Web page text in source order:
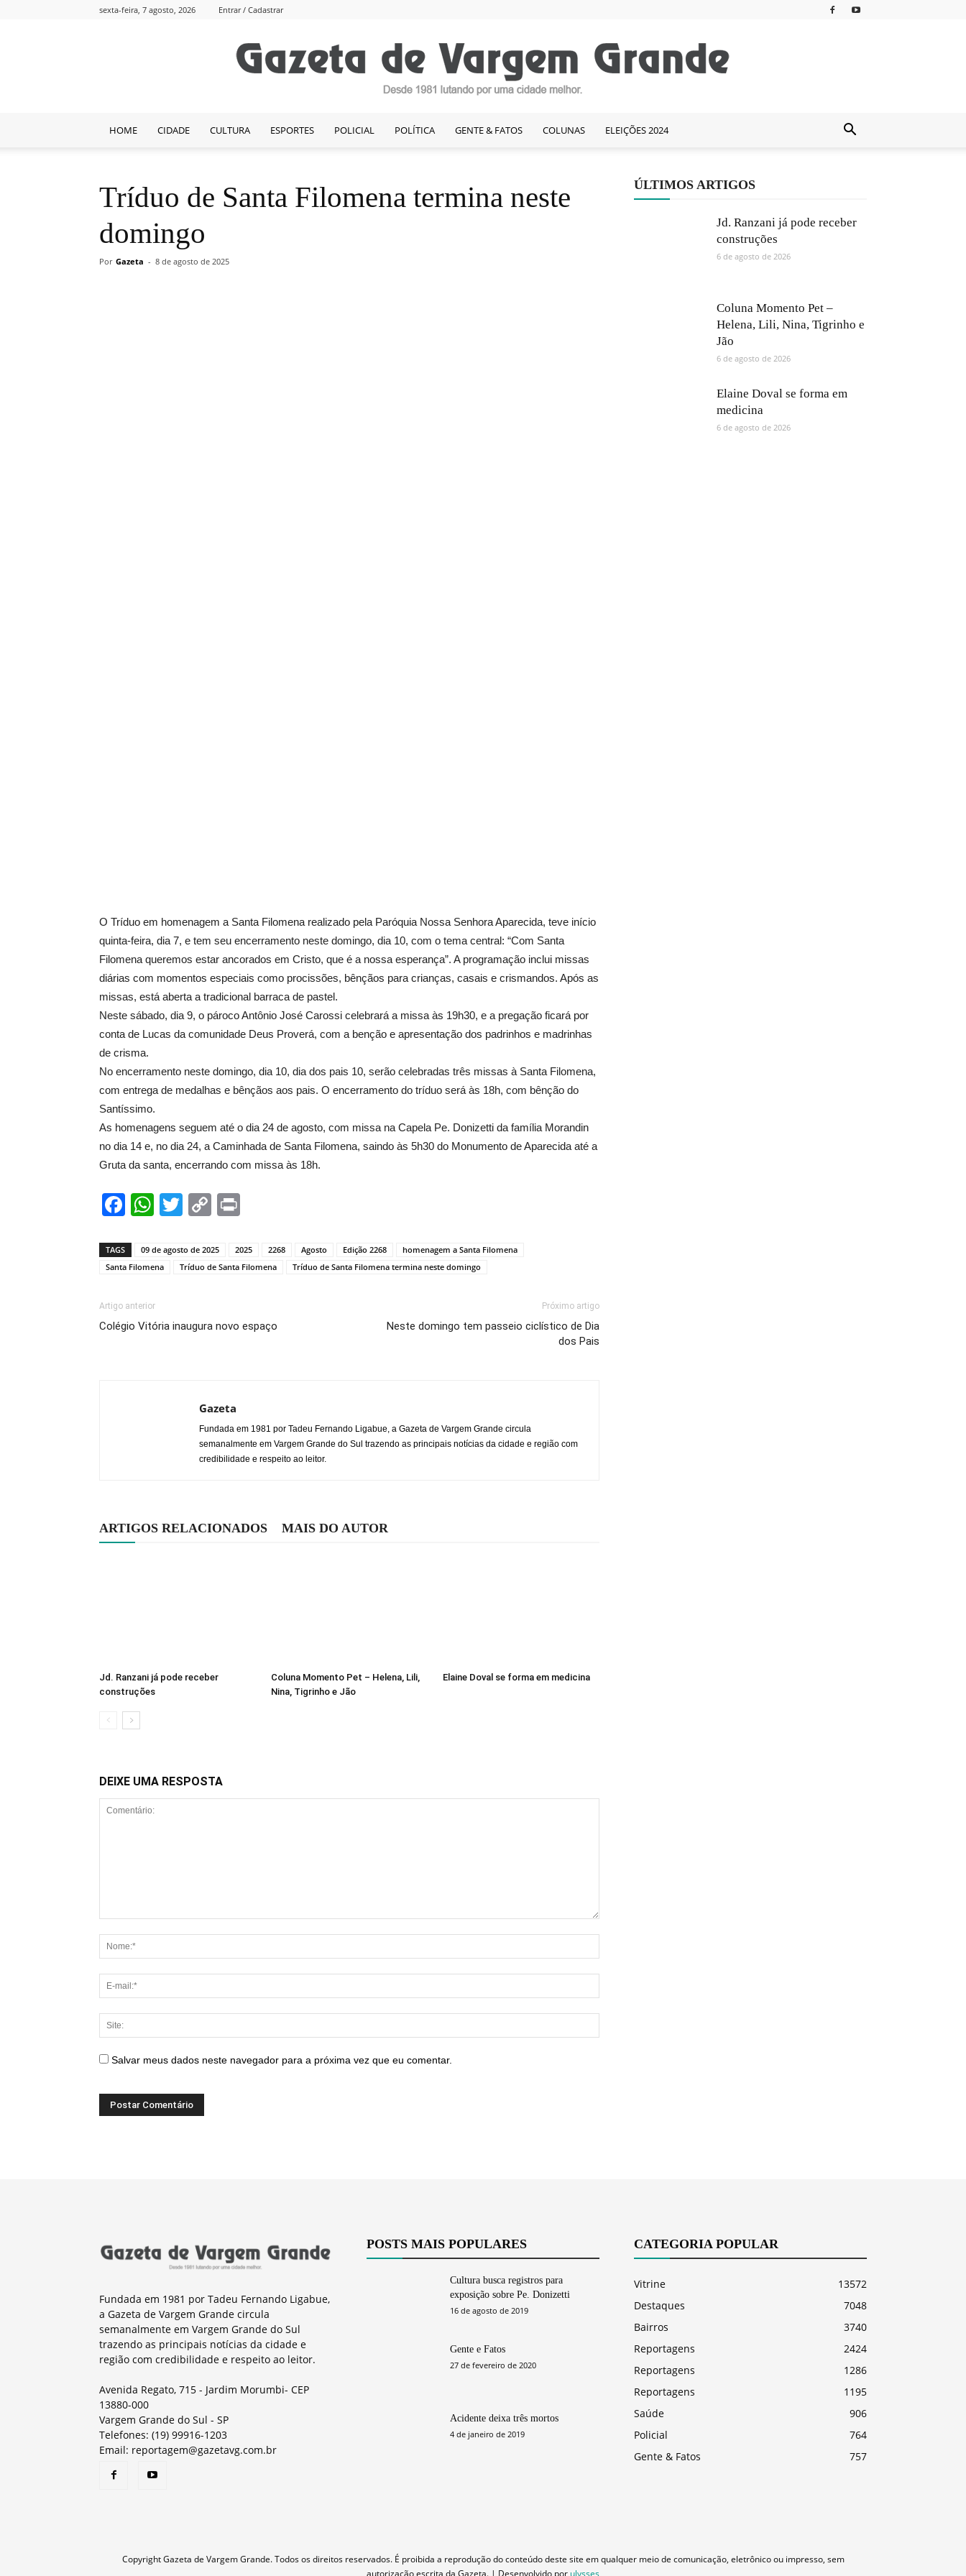
sexta-feira, 7 agosto, 2026 Entrar / Cadastrar
HOME CIDADE CULTURA ESPORTES POLICIAL POLÍTICA GENTE & FATOS COLUNAS ELEIÇÕES 2024
Tríduo de Santa Filomena termina neste
domingo
Por Gazeta - 8 de agosto de 2025
O Tríduo em homenagem a Santa Filomena realizado pela Paróquia Nossa Senhora Aparecida, teve início
quinta-feira, dia 7, e tem seu encerramento neste domingo, dia 10, com o tema central: “Com Santa
Filomena queremos estar ancorados em Cristo, que é a nossa esperança”. A programação inclui missas
diárias com momentos especiais como procissões, bênçãos para crianças, casais e crismandos. Após as
missas, está aberta a tradicional barraca de pastel.
Neste sábado, dia 9, o pároco Antônio José Carossi celebrará a missa às 19h30, e a pregação ficará por
conta de Lucas da comunidade Deus Proverá, com a benção e apresentação dos padrinhos e madrinhas
de crisma.
No encerramento neste domingo, dia 10, dia dos pais 10, serão celebradas três missas à Santa Filomena,
com entrega de medalhas e bênçãos aos pais. O encerramento do tríduo será às 18h, com bênção do
Santíssimo.
As homenagens seguem até o dia 24 de agosto, com missa na Capela Pe. Donizetti da família Morandin
no dia 14 e, no dia 24, a Caminhada de Santa Filomena, saindo às 5h30 do Monumento de Aparecida até a
Gruta da santa, encerrando com missa às 18h.
Facebook
WhatsApp
TwitterCopy
TAGS 09 de agosto de 2025 2025 2268 Agosto Edição 2268
homenagem a Santa Filomena
Santa Filomena
Tríduo de Santa Filomena Tríduo de Santa Filomena termina neste domingo
Artigo anterior
Colégio Vitória inaugura novo espaço
Próximo artigo
Neste domingo tem passeio ciclístico de Dia
dos Pais
Gazeta
Fundada em 1981 por Tadeu Fernando Ligabue, a Gazeta de Vargem Grande circula
semanalmente em Vargem Grande do Sul trazendo as principais notícias da cidade e região com
credibilidade e respeito ao leitor.
ARTIGOS RELACIONADOS MAIS DO AUTOR
Jd. Ranzani já pode receber
construções
Coluna Momento Pet – Helena, Lili,
Nina, Tigrinho e Jão
Elaine Doval se forma em medicina
DEIXE UMA RESPOSTA
Salvar meus dados neste navegador para a próxima vez que eu comentar.
ÚLTIMOS ARTIGOS
Jd. Ranzani já pode receber
construções
6 de agosto de 2026
Coluna Momento Pet –
Helena, Lili, Nina, Tigrinho e
Jão
6 de agosto de 2026
Elaine Doval se forma em
medicina
6 de agosto de 2026
Fundada em 1981 por Tadeu Fernando Ligabue,
a Gazeta de Vargem Grande circula
semanalmente em Vargem Grande do Sul
trazendo as principais notícias da cidade e
região com credibilidade e respeito ao leitor.
Avenida Regato, 715 - Jardim Morumbi- CEP
13880-000
Vargem Grande do Sul - SP
Telefones: (19) 99916-1203
Email: reportagem@gazetavg.com.br
POSTS MAIS POPULARES
Cultura busca registros para
exposição sobre Pe. Donizetti
16 de agosto de 2019
Gente e Fatos
27 de fevereiro de 2020
Acidente deixa três mortos
4 de janeiro de 2019
CATEGORIA POPULAR
Vitrine
13572
Destaques
7048
Bairros
3740
Reportagens
2424
Reportagens
1286
Reportagens
1195
Saúde
906
Policial
764
Gente & Fatos
757
Copyright Gazeta de Vargem Grande. Todos os direitos reservados. É proibida a reprodução do conteúdo deste site em qualquer meio de comunicação, eletrônico ou impresso, sem
autorização escrita da Gazeta. | Desenvolvido por ulysses